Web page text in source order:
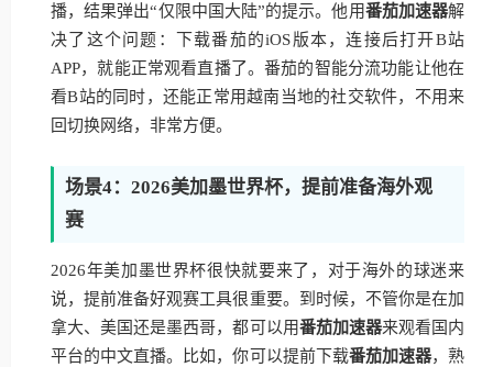
播，结果弹出“仅限中国大陆”的提示。他用番茄加速器解
决了这个问题：下载番茄的iOS版本，连接后打开B站
APP，就能正常观看直播了。番茄的智能分流功能让他在
看B站的同时，还能正常用越南当地的社交软件，不用来
回切换网络，非常方便。
场景4：2026美加墨世界杯，提前准备海外观
赛
2026年美加墨世界杯很快就要来了，对于海外的球迷来
说，提前准备好观赛工具很重要。到时候，不管你是在加
拿大、美国还是墨西哥，都可以用番茄加速器来观看国内
平台的中文直播。比如，你可以提前下载番茄加速器，熟